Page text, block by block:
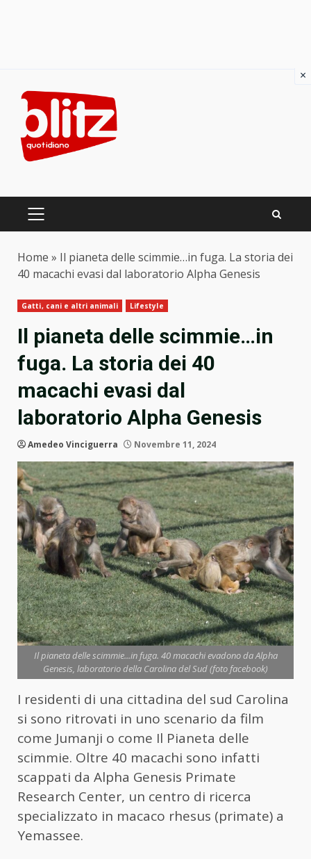
content
PRIMARY
Home » Il pianeta delle scimmie…in fuga. La storia dei
40 macachi evasi dal laboratorio Alpha Genesis
Gatti, cani e altri animali Lifestyle
Il pianeta delle scimmie…in
fuga. La storia dei 40
macachi evasi dal
laboratorio Alpha Genesis
Amedeo Vinciguerra Novembre 11, 2024
Il pianeta delle scimmie...in fuga. 40 macachi evadono da Alpha
Genesis, laboratorio della Carolina del Sud (foto facebook)
I residenti di una cittadina del sud Carolina
si sono ritrovati in uno scenario da film
come Jumanji o come Il Pianeta delle
scimmie. Oltre 40 macachi sono infatti
scappati da Alpha Genesis Primate
Research Center, un centro di ricerca
specializzato in macaco rhesus (primate) a
Yemassee.
×